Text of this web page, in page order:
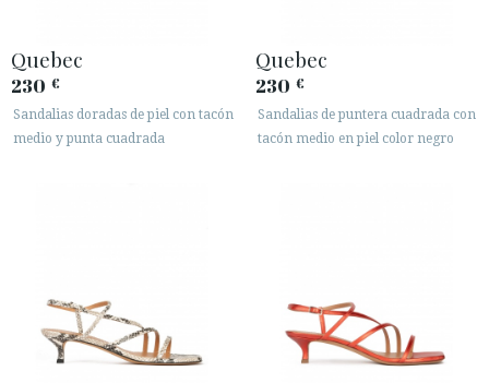
Quebec
230 €
Sandalias doradas de piel con tacón
medio y punta cuadrada
Quebec
230 €
Sandalias de puntera cuadrada con
tacón medio en piel color negro